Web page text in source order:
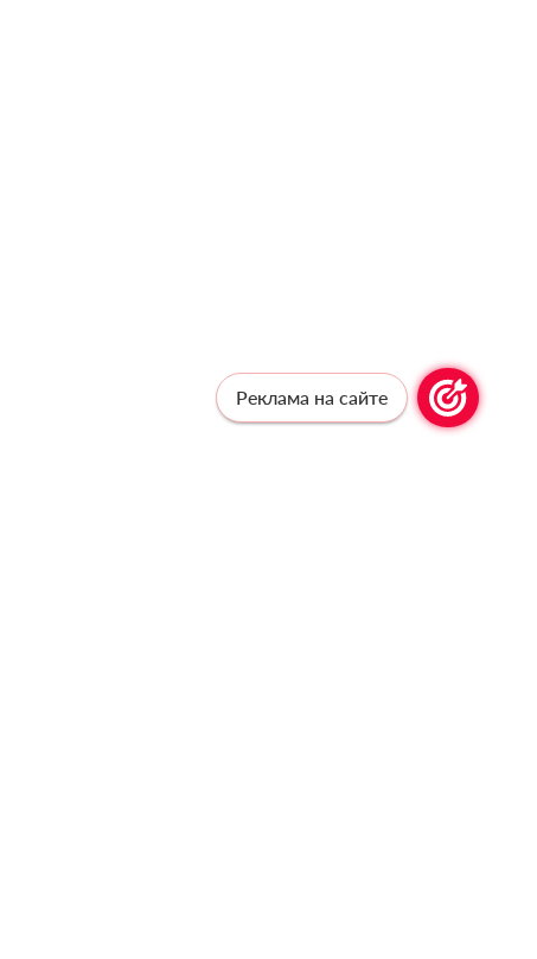
Реклама на сайте